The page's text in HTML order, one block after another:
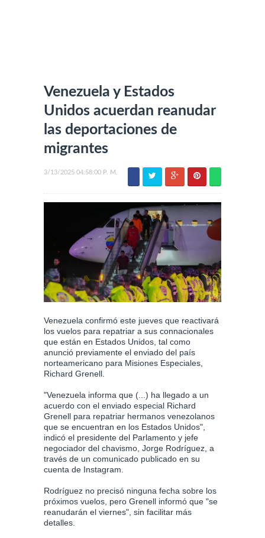
Venezuela y Estados
Unidos acuerdan reanudar
las deportaciones de
migrantes
3/13/2025 04:58:00 P. M.
Venezuela confirmó este jueves que reactivará
los vuelos para repatriar a sus connacionales
que están en Estados Unidos, tal como
anunció previamente el enviado del país
norteamericano para Misiones Especiales,
Richard Grenell.
"Venezuela informa que (...) ha llegado a un
acuerdo con el enviado especial Richard
Grenell para repatriar hermanos venezolanos
que se encuentran en los Estados Unidos",
indicó el presidente del Parlamento y jefe
negociador del chavismo, Jorge Rodríguez, a
través de un comunicado publicado en su
cuenta de Instagram.
Rodríguez no precisó ninguna fecha sobre los
próximos vuelos, pero Grenell informó que "se
reanudarán el viernes", sin facilitar más
detalles.